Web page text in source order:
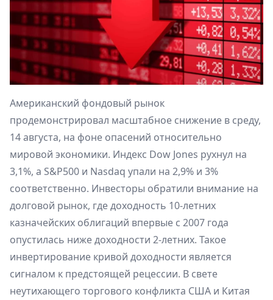
Американский фондовый рынок
продемонстрировал масштабное снижение в среду,
14 августа, на фоне опасений относительно
мировой экономики. Индекс Dow Jones рухнул на
3,1%, а S&P500 и Nasdaq упали на 2,9% и 3%
соответственно. Инвесторы обратили внимание на
долговой рынок, где доходность 10-летних
казначейских облигаций впервые с 2007 года
опустилась ниже доходности 2-летних. Такое
инвертирование кривой доходности является
сигналом к предстоящей рецессии. В свете
неутихающего торгового конфликта США и Китая